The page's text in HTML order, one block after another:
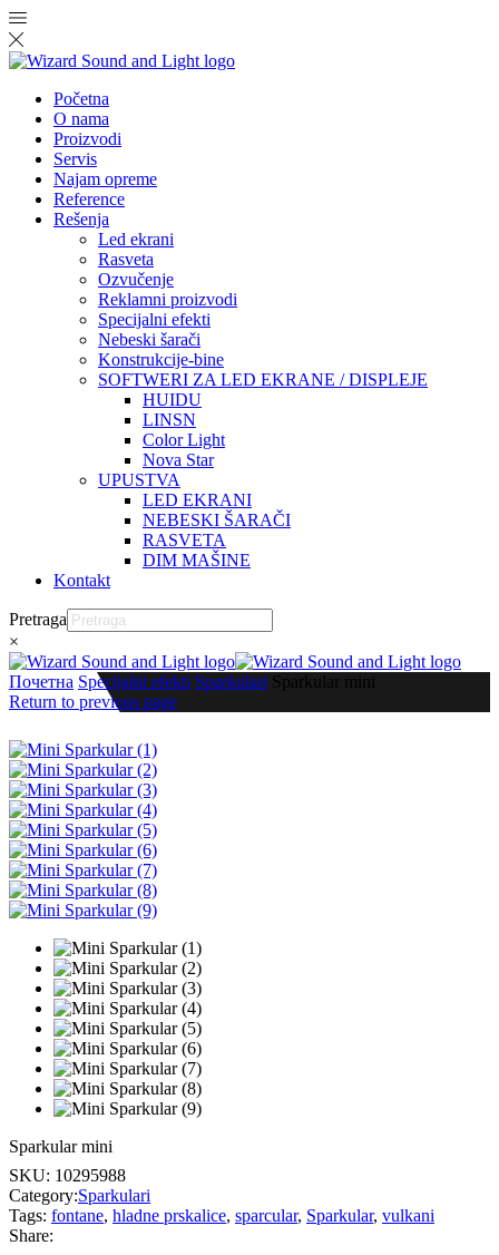
Početna
O nama
Proizvodi
Servis
Najam opreme
Reference
Rešenja
Led ekrani
Rasveta
Ozvučenje
Reklamni proizvodi
Specijalni efekti
Nebeski šarači
Konstrukcije-bine
SOFTWERI ZA LED EKRANE / DISPLEJE
HUIDU
LINSN
Color Light
Nova Star
UPUSTVA
LED EKRANI
NEBESKI ŠARAČI
RASVETA
DIM MAŠINE
Kontakt
Pretraga
×
Почетна Specijalni efekti Sparkulari Sparkular mini
Return to previous page
Sparkular mini
SKU: 10295988
Category:Sparkulari
Tags: fontane, hladne prskalice, sparcular, Sparkular, vulkani
Share: